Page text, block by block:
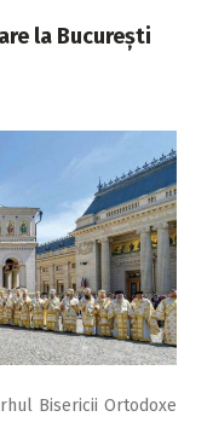
la București
Bisericii Ortodoxe